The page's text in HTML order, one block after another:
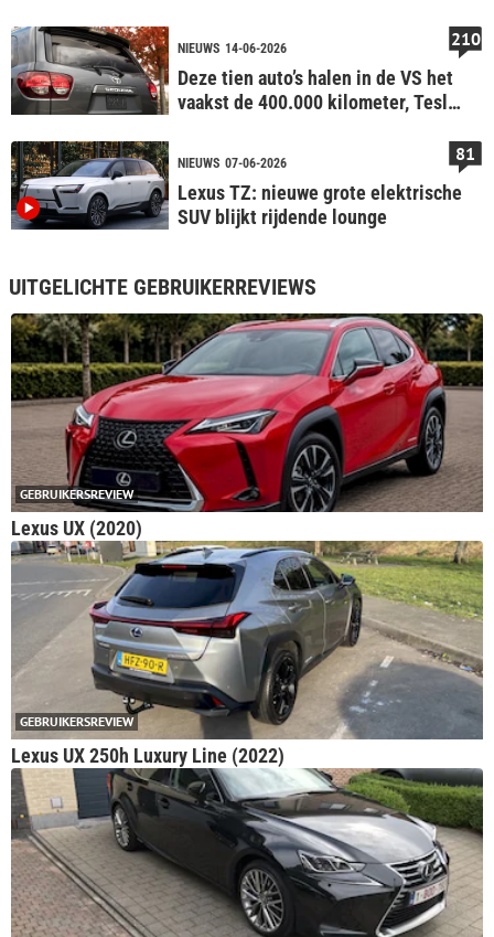
NIEUWS 14-06-2026
Deze tien auto’s halen in de VS het
vaakst de 400.000 kilometer, Tesla
210
NIEUWS 07-06-2026
Lexus TZ: nieuwe grote elektrische
SUV blijkt rijdende lounge
81
UITGELICHTE GEBRUIKERREVIEWS
GEBRUIKERSREVIEW
Lexus UX (2020)
GEBRUIKERSREVIEW
Lexus UX 250h Luxury Line (2022)